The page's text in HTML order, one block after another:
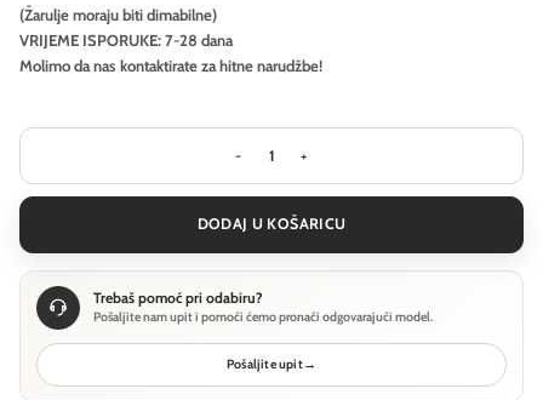
(Žarulje moraju biti dimabilne)
VRIJEME ISPORUKE: 7-28 dana
Molimo da nas kontaktirate za hitne narudžbe!
Visilica Ideal Lux GEMINI SP D042
DODAJ U KOŠARICU
Trebaš pomoć pri odabiru?
Pošaljite nam upit i pomoći ćemo pronaći odgovarajući model.
Pošaljite upit→